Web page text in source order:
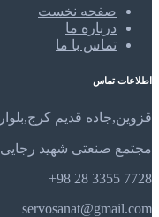
صفحه نخست
درباره ما
تماس با ما
اطلاعات تماس
قزوین,جاده قدیم کرج,بلوار
مجتمع صنعتی شهید رجایی
7728 3355 28 98+
servosanat@gmail.com